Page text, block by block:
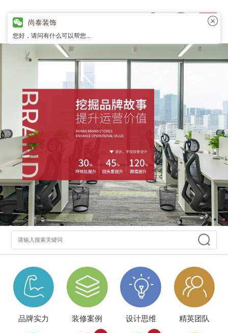
品牌实力 装修案例 设计思维 精英团队
尚泰装饰
您好，请问有什么可以帮您...